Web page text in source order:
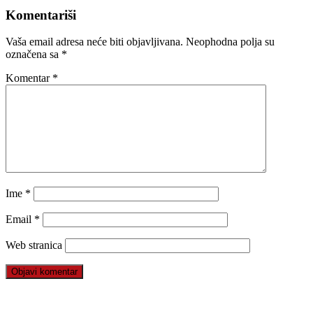
Komentariši
Vaša email adresa neće biti objavljivana. Neophodna polja su
označena sa *
Komentar *
Ime *
Email *
Web stranica